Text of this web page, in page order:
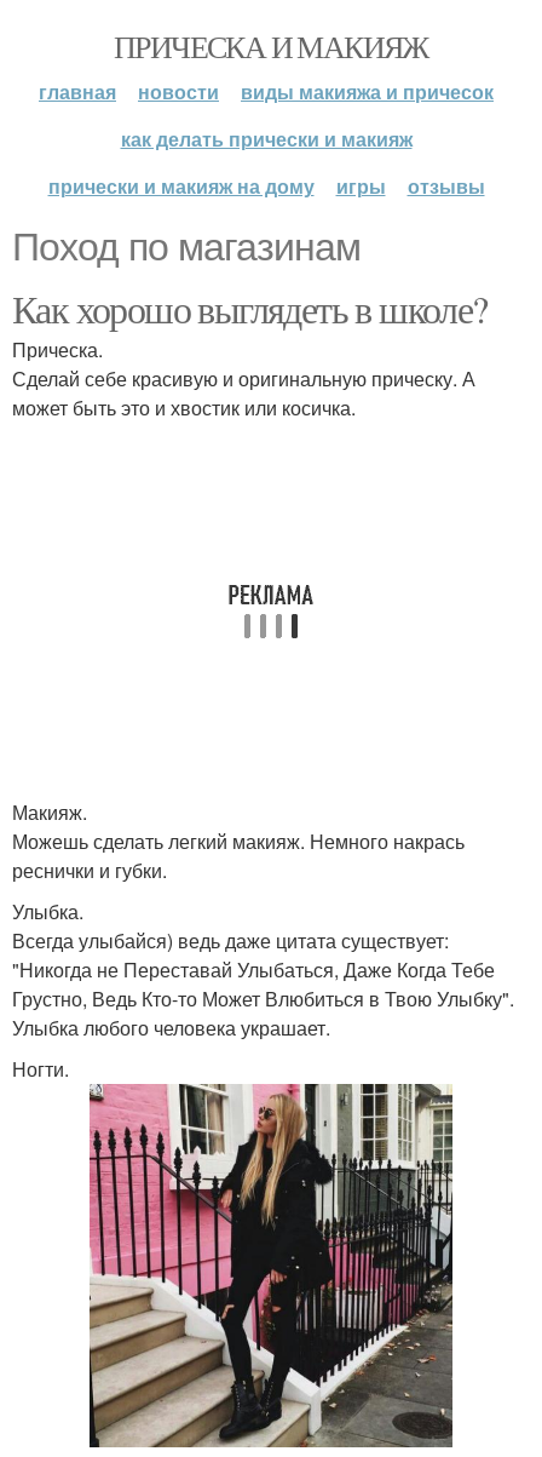
ПРИЧЕСКА И МАКИЯЖ
главная новости
виды макияжа и причесок
как делать прически и макияж
прически и макияж на дому
игры отзывы
Поход по магазинам
Как хорошо выглядеть в школе?
Прическа.
Сделай себе красивую и оригинальную прическу. А
может быть это и хвостик или косичка.
Макияж.
Можешь сделать легкий макияж. Немного накрась
реснички и губки.
Улыбка.
Всегда улыбайся) ведь даже цитата существует:
"Никогда не Переставай Улыбаться, Даже Когда Тебе
Грустно, Ведь Кто-то Может Влюбиться в Твою Улыбку".
Улыбка любого человека украшает.
Ногти.